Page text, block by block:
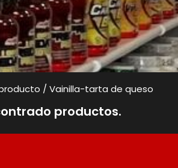
/ Vainilla-tarta de queso
productos.